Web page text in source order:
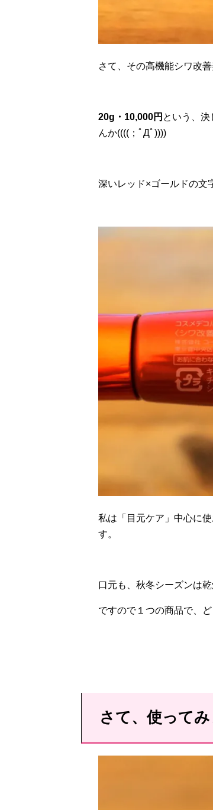
さて、その高機能シワ改
20g・10,000円 という、
んか((((；ﾟДﾟ))))
深いレッド×ゴールドの
私は「目元ケア」中心に
す。
口元も、秋冬シーズンは乾
ですので１つの商品で、
さて、使って